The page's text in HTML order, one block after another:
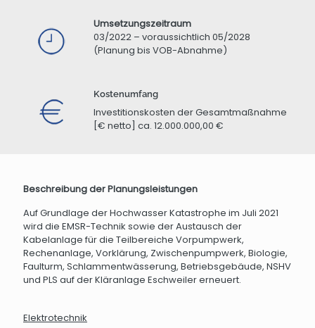
Umsetzungszeitraum
03/2022 – voraussichtlich 05/2028
(Planung bis VOB-Abnahme)
Kostenumfang
Investitionskosten der Gesamtmaßnahme
[€ netto] ca. 12.000.000,00 €
Beschreibung der Planungsleistungen
Auf Grundlage der Hochwasser Katastrophe im Juli 2021
wird die EMSR-Technik sowie der Austausch der
Kabelanlage für die Teilbereiche Vorpumpwerk,
Rechenanlage, Vorklärung, Zwischenpumpwerk, Biologie,
Faulturm, Schlammentwässerung, Betriebsgebäude, NSHV
und PLS auf der Kläranlage Eschweiler erneuert.
Elektrotechnik